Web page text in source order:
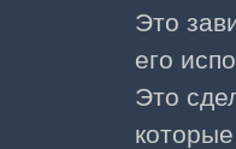
Это
его
Это